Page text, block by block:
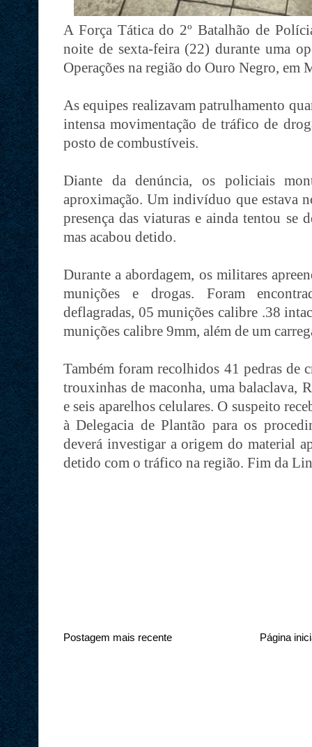
A Força Tática do 2º Batalhão de
noite de sexta-feira (22) durante uma
Operações na região do Ouro Negro, em
As equipes realizavam patrulhamento
intensa movimentação de tráfico de
posto de combustíveis.
Diante da denúncia, os policiais
aproximação. Um indivíduo que estava
presença das viaturas e ainda tentou se
mas acabou detido.
Durante a abordagem, os militares
munições e drogas. Foram
deflagradas, 05 munições calibre .38
munições calibre 9mm, além de um
Também foram recolhidos 41 pedras de
trouxinhas de maconha, uma balaclava,
e seis aparelhos celulares. O suspeito
à Delegacia de Plantão para os
deverá investigar a origem do material
detido com o tráfico na região. Fim da
Postagem mais recente Página